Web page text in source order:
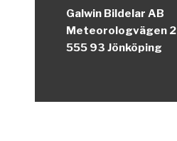
Galwin Bildelar AB
Meteorologvägen 2
555 93 Jönköping